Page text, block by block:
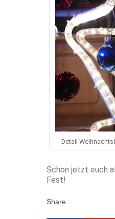
Detail
Schon jetzt euch
Fest!
Share :